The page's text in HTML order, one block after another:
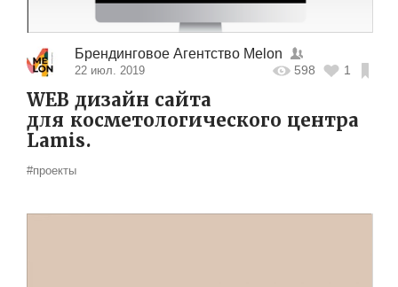
Брендинговое Агентство Melon
22 июл. 2019 598 1
WEB дизайн сайта
для косметологического центра
Lamis.
#проекты